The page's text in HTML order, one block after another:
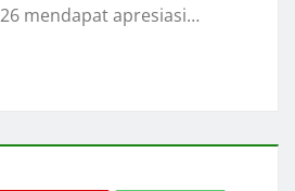
mendapat apresiasi…